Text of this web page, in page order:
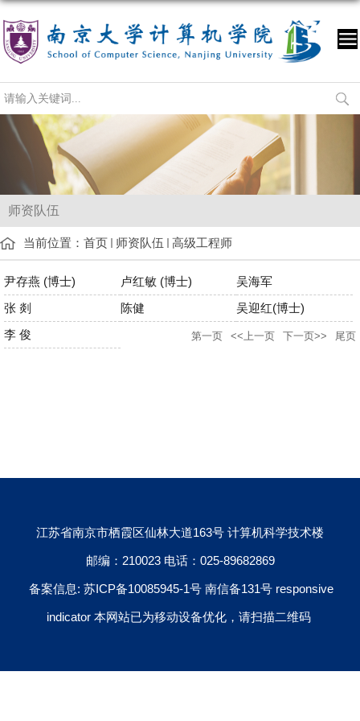
师资队伍
当前位置： 首页 师资队伍 高级工程师
尹存燕 (博士) 卢红敏 (博士)
吴海军
张 剡
陈健
吴迎红(博士)
李 俊
第一页 <<上一页 下一页>> 尾页
江苏省南京市栖霞区仙林大道163号 计算机科学技术楼
邮编：210023 电话：025-89682869
备案信息: 苏ICP备10085945-1号 南信备131号 responsive
indicator 本网站已为移动设备优化，请扫描二维码